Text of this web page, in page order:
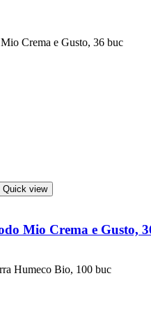
Quick view
Mio Crema e Gusto,